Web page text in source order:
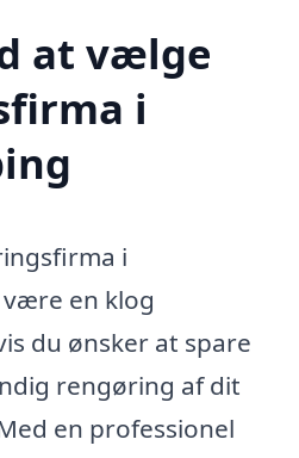
at vælge
i
i
en klog
du ønsker at spare
rengøring af dit
en professionel